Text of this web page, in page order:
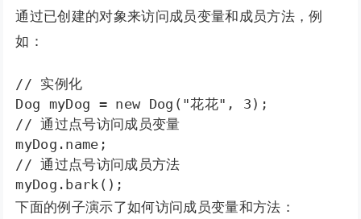
通过已创建的对象来访问成员变量和成员方法，例
如：
// 实例化
Dog myDog = new Dog("花花", 3);
// 通过点号访问成员变量
myDog.name;
// 通过点号访问成员方法
myDog.bark();
下面的例子演示了如何访问成员变量和方法：